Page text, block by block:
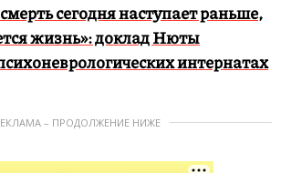
сегодня наступает раньше,
жизнь»: доклад Нюты
интернатах
– ПРОДОЛЖЕНИЕ НИЖЕ